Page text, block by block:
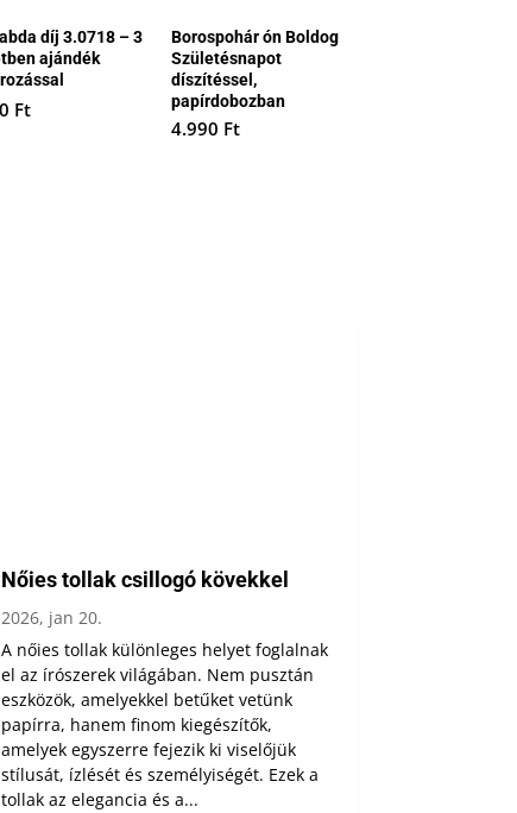
díj 3.0718 – 3
ajándék
Ft
Borospohár ón Boldog
Születésnapot
díszítéssel,
papírdobozban
4.990 Ft
Nőies tollak csillogó kövekkel
2026, jan 20.
A nőies tollak különleges helyet foglalnak
el az írószerek világában. Nem pusztán
eszközök, amelyekkel betűket vetünk
papírra, hanem finom kiegészítők,
amelyek egyszerre fejezik ki viselőjük
stílusát, ízlését és személyiségét. Ezek a
tollak az elegancia és a...